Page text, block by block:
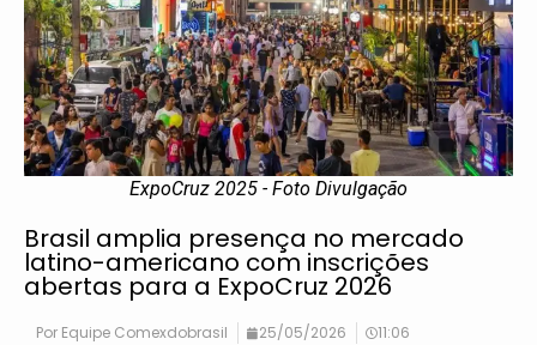
ExpoCruz 2025 - Foto Divulgação
Brasil amplia presença no mercado
latino-americano com inscrições
abertas para a ExpoCruz 2026
Por Equipe Comexdobrasil 25/05/2026 11:06